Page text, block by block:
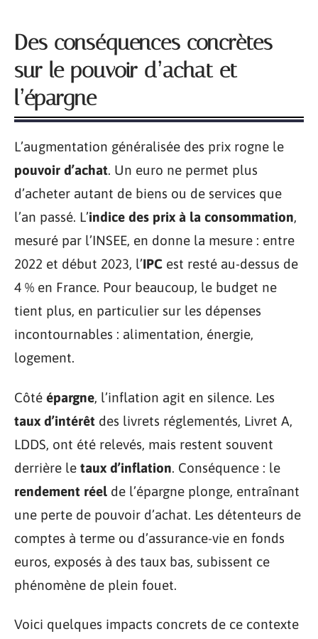
Des conséquences concrètes
sur le pouvoir d’achat et
l’épargne
L’augmentation généralisée des prix rogne le
pouvoir d’achat. Un euro ne permet plus
d’acheter autant de biens ou de services que
l’an passé. L’indice des prix à la consommation,
mesuré par l’INSEE, en donne la mesure : entre
2022 et début 2023, l’IPC est resté au-dessus de
4 % en France. Pour beaucoup, le budget ne
tient plus, en particulier sur les dépenses
incontournables : alimentation, énergie,
logement.
Côté épargne, l’inflation agit en silence. Les
taux d’intérêt des livrets réglementés, Livret A,
LDDS, ont été relevés, mais restent souvent
derrière le taux d’inflation. Conséquence : le
rendement réel de l’épargne plonge, entraînant
une perte de pouvoir d’achat. Les détenteurs de
comptes à terme ou d’assurance-vie en fonds
euros, exposés à des taux bas, subissent ce
phénomène de plein fouet.
Voici quelques impacts concrets de ce contexte